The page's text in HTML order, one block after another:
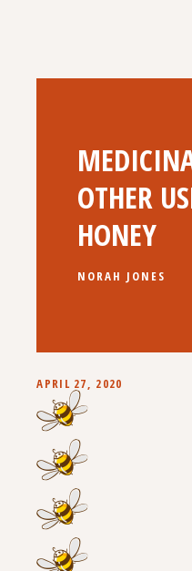
OTHER
HONEY
NORAH JONES
APRIL 27, 2020